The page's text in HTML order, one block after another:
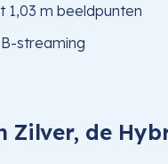
1,03 m beeldpunten
streaming
Zilver, de